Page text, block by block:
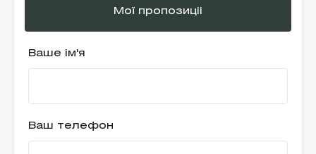
Мої пропозиціі
Ваше ім'я
Ваш телефон